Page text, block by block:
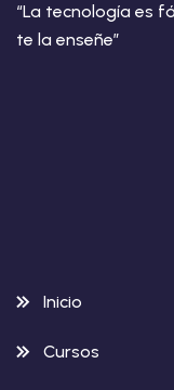
“La tecnología es
te la enseñe”
Inicio
Cursos